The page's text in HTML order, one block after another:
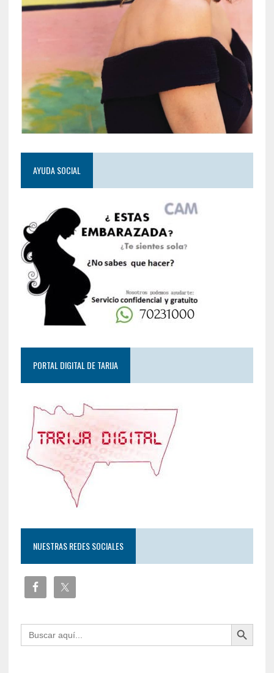
AYUDA SOCIAL
PORTAL DIGITAL DE TARIJA
NUESTRAS REDES SOCIALES
Buscar: Botón de búsqueda